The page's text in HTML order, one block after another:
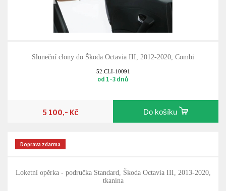
Sluneční clony do Škoda Octavia III, 2012-2020, Combi
52.CLI-10091
od 1-3 dnů
5 100,- Kč Do košíku
Doprava zdarma
Loketní opěrka - područka Standard, Škoda Octavia III, 2013-2020,
tkanina